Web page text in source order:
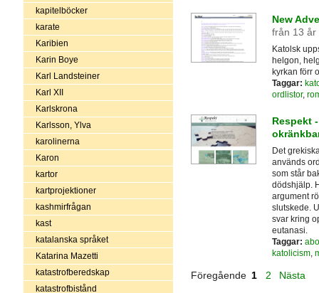
kapitelböcker
karate
Karibien
Karin Boye
Karl Landsteiner
Karl XII
Karlskrona
Karlsson, Ylva
karolinerna
Karon
kartor
kartprojektioner
kashmirfrågan
kast
katalanska språket
Katarina Mazetti
katastrofberedskap
katastrofbistånd
New
från 13 år
Katolsk
helgon,
kyrkan förr
Taggar:
ordlistor,
Respekt
Det
används
som står
dödshjälp.
argument
slutskede.
svar kring
eutanasi.
Taggar:
katolicism,
Föregående 1 2 Nästa